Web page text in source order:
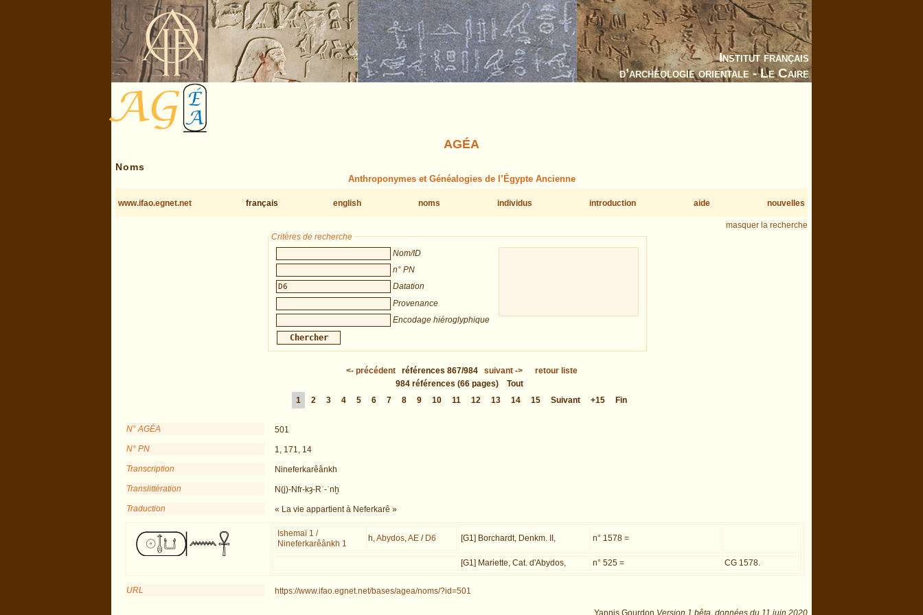
Institut français
d’archéologie orientale - Le Caire
AGÉA
Noms
Anthroponymes et Généalogies de l’Égypte Ancienne
www.ifao.egnet.net français english noms individus introduction aide nouvelles
masquer la recherche
Critères de recherche
Nom/ID
n° PN
Datation
Provenance
Encodage hiéroglyphique
<- précédent références 867/984 suivant->
retour liste
984 références (66 pages)
Tout
1
2 3 4 5 6 7 8 9 10 11 12 13 14 15 Suivant +15 Fin
N° AGÉA
501
N° PN
1, 171, 14
Transcription
Nineferkarêânkh
Translittération
N(j)-Nfr-kȝ-Rʿ-ʿnḫ
Traduction
« La vie appartient à Neferkarê »
Ishemaï 1 /
Nineferkarêânkh 1
h,Abydos,AE / D6 [G1] Borchardt, Denkm. II, n° 1578 =
[G1] Mariette, Cat. d'Abydos, n° 525 = CG 1578.
URL https://www.ifao.egnet.net/bases/agea/noms/?id=501
Yannis Gourdon Version 1 bêta,données du 11 juin 2020